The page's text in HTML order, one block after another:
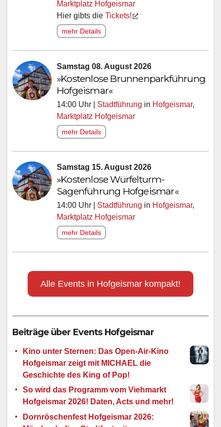
Marktplatz Hofgeismar
Hier gibts die Tickets!
mehr Details
Samstag 08. August 2026
»Kostenlose Brunnenparkführung
Hofgeismar«
14:00 Uhr | Stadtführung in Hofgeismar,
Marktplatz Hofgeismar
mehr Details
Samstag 15. August 2026
»Kostenlose Würfelturm-
Sagenführung Hofgeismar«
14:00 Uhr | Stadtführung in Hofgeismar,
Marktplatz Hofgeismar
mehr Details
Alle Events in Hofgeismar kompakt!
Beiträge über Events Hofgeismar
Kino unter Sternen: Das Open-Air-Kino
Hofgeismar zeigt mit MICHAEL die
Geschichte des King of Pop!
So wird das Programm vom Viehmarkt
Hofgeismar 2026! Daten, Acts und mehr!
Dornröschenfest Hofgeismar 2026: